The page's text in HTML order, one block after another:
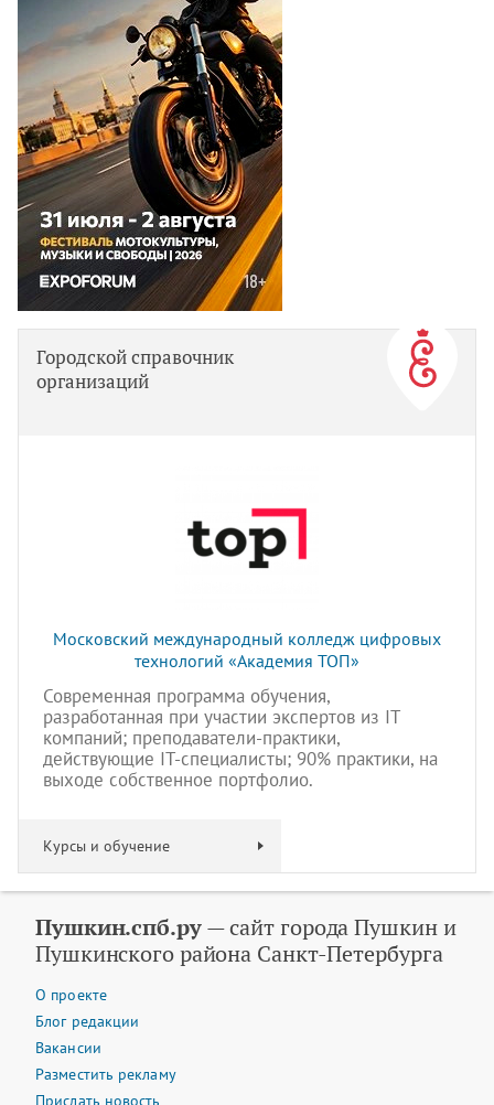
Городской справочник
организаций
Московский международный колледж цифровых
технологий «Академия TOП»
Современная программа обучения,
разработанная при участии экспертов из IT
компаний; преподаватели-практики,
действующие IT-специалисты; 90% практики, на
выходе собственное портфолио.
Курсы и обучение
Пушкин.спб.ру— сайт города Пушкин и
Пушкинского района Санкт-Петербурга
О проекте
Блог редакции
Вакансии
Разместить рекламу
Прислать новость